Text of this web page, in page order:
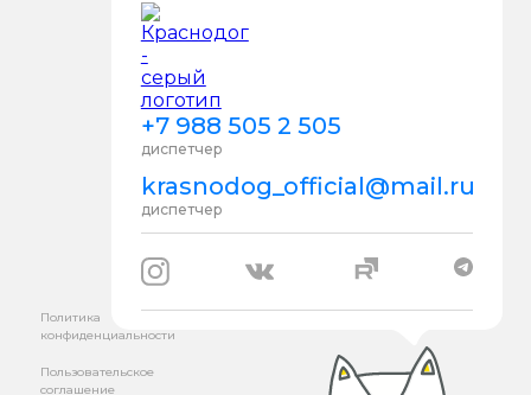
+7 988 505 2 505
диспетчер
krasnodog_official@mail.ru
диспетчер
Политика
конфиденциальности
Пользовательское
соглашение